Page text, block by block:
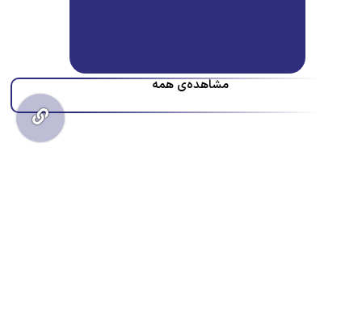
مشاهده‌ی همه